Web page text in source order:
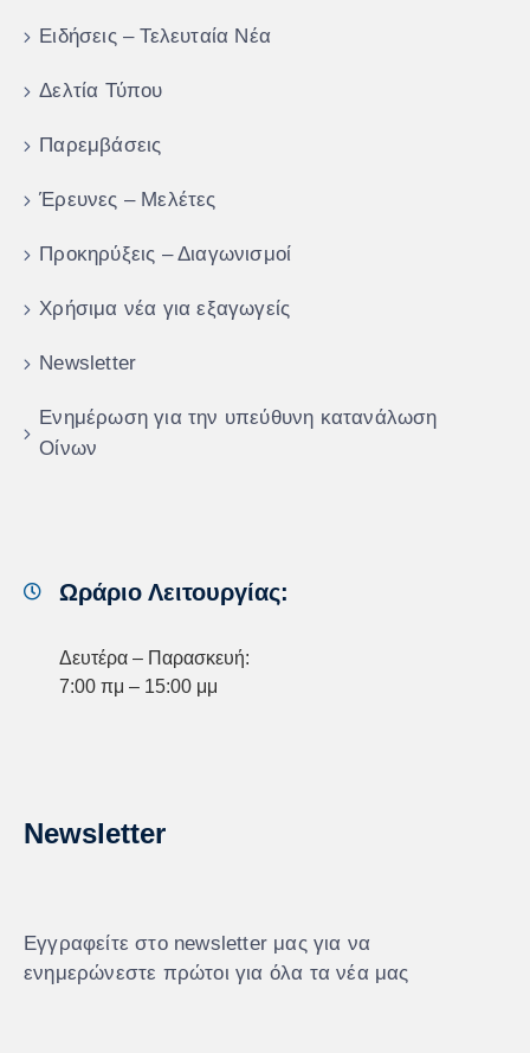
Ειδήσεις – Τελευταία Νέα
Δελτία Τύπου
Παρεμβάσεις
Έρευνες – Μελέτες
Προκηρύξεις – Διαγωνισμοί
Χρήσιμα νέα για εξαγωγείς
Newsletter
Ενημέρωση για την υπεύθυνη κατανάλωση
Οίνων
Ωράριο Λειτουργίας:
Δευτέρα – Παρασκευή:
7:00 πμ – 15:00 μμ
Newsletter
Εγγραφείτε στο newsletter μας για να
ενημερώνεστε πρώτοι για όλα τα νέα μας